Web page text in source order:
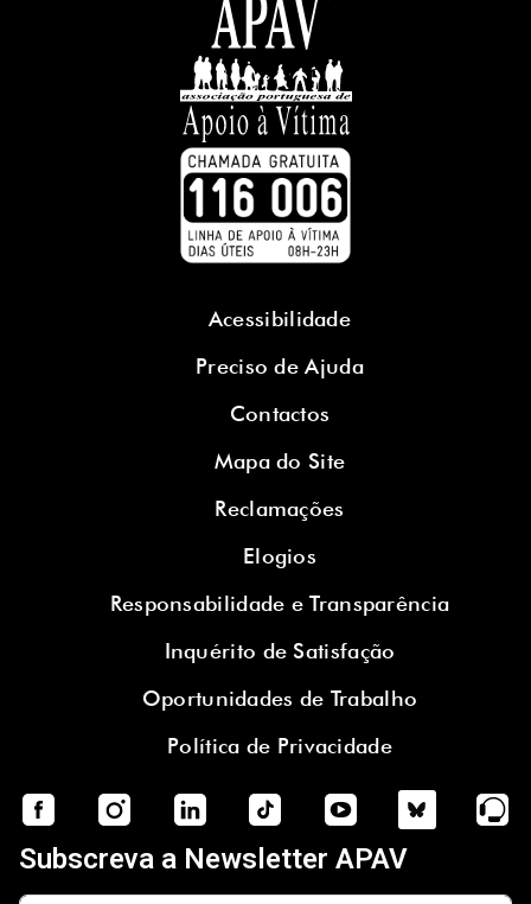
Acessibilidade
Preciso de Ajuda
Contactos
Mapa do Site
Reclamações
Elogios
Responsabilidade e Transparência
Inquérito de Satisfação
Oportunidades de Trabalho
Política de Privacidade
Subscreva a Newsletter APAV